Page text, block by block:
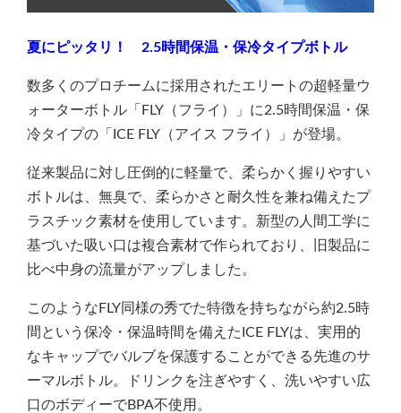
夏にピッタリ！ 2.5時間保温・保冷タイプボトル
数多くのプロチームに採用されたエリートの超軽量ウ
ォーターボトル「FLY（フライ）」に2.5時間保温・保
冷タイプの「ICE FLY（アイス フライ）」が登場。
従来製品に対し圧倒的に軽量で、柔らかく握りやすい
ボトルは、無臭で、柔らかさと耐久性を兼ね備えたプ
ラスチック素材を使用しています。新型の人間工学に
基づいた吸い口は複合素材で作られており、旧製品に
比べ中身の流量がアップしました。
このようなFLY同様の秀でた特徴を持ちながら約2.5時
間という保冷・保温時間を備えたICE FLYは、実用的
なキャップでバルブを保護することができる先進のサ
ーマルボトル。ドリンクを注ぎやすく、洗いやすい広
口のボディーでBPA不使用。